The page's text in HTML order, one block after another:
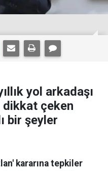
yol arkadaşı
dikkat çeken
bir şeyler
kararına tepkiler